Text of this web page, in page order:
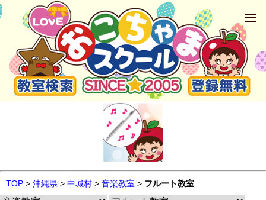
TOP > 沖縄県 > 中城村 > 音楽教室 > フルート教室